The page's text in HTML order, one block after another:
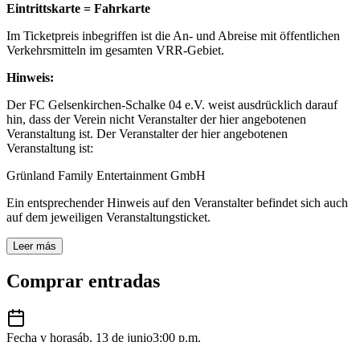
Eintrittskarte = Fahrkarte
Im Ticketpreis inbegriffen ist die An- und Abreise mit öffentlichen
Verkehrsmitteln im gesamten VRR-Gebiet.
Hinweis:
Der FC Gelsenkirchen-Schalke 04 e.V. weist ausdrücklich darauf
hin, dass der Verein nicht Veranstalter der hier angebotenen
Veranstaltung ist. Der Veranstalter der hier angebotenen
Veranstaltung ist:
Grünland Family Entertainment GmbH
Ein entsprechender Hinweis auf den Veranstalter befindet sich auch
auf dem jeweiligen Veranstaltungsticket.
Leer más
Comprar entradas
Fecha y horasáb, 13 de junio3:00 p.m.